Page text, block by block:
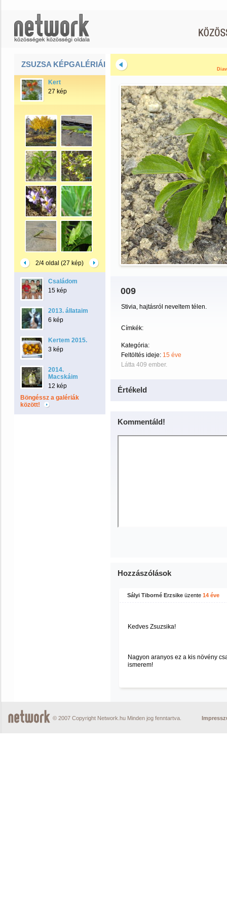
ZSUZSA KÉPGALÉRIÁI
Kert
27 kép
2/4 oldal (27 kép)
Családom
15 kép
2013. állataim
6 kép
Kertem 2015.
3 kép
2014.
Macskáim
12 kép
Böngéssz a galériák
között!
009
Stivia, hajtásról neveltem télen.
Címkék:
Kategória:
Feltöltés ideje: 15 éve
Látta 409 ember.
Értékeld
Kommentáld!
Hozzászólások
Sályi Tiborné Erzsike üzente 14 éve
Kedves Zsuzsika!
Nagyon aranyos ez a kis növény
ismerem!
© 2007 Copyright Network.hu Minden jog fenntartva.